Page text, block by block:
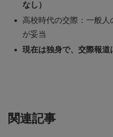
なし）
高校時代の交際：一般
が妥当
現在は独身で、交際報道
関連記事